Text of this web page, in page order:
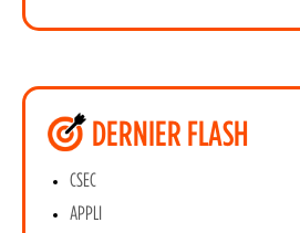
DERNIER FLASH
CSEC
APPLI